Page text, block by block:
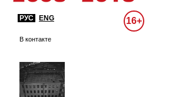
РУС ENG 16+
В контакте